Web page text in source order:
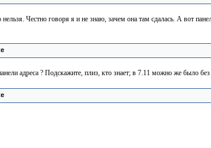
Честно говоря я и не знаю, зачем она там сдалась. А вот
адреса ? Подскажите, плиз, кто знает; в 7.11 можно же было